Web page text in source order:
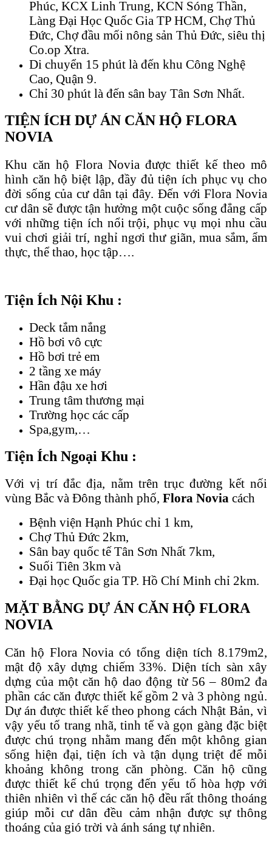
Phúc, KCX Linh Trung, KCN Sóng Thần,
Làng Đại Học Quốc Gia TP HCM, Chợ Thủ
Đức, Chợ đầu mối nông sản Thủ Đức, siêu thị
Co.op Xtra.
Di chuyển 15 phút là đến khu Công Nghệ
Cao, Quận 9.
Chỉ 30 phút là đến sân bay Tân Sơn Nhất.
TIỆN ÍCH DỰ ÁN CĂN HỘ FLORA
NOVIA
Khu căn hộ Flora Novia được thiết kế theo mô
hình căn hộ biệt lập, đầy đủ tiện ích phục vụ cho
đời sống của cư dân tại đây. Đến với Flora Novia
cư dân sẽ được tận hưởng một cuộc sống đẳng cấp
với những tiện ích nổi trội, phục vụ mọi nhu cầu
vui chơi giải trí, nghỉ ngơi thư giãn, mua sắm, ẩm
thực, thể thao, học tập….
Tiện Ích Nội Khu :
Deck tắm nắng
Hồ bơi vô cực
Hồ bơi trẻ em
2 tầng xe máy
Hần đậu xe hơi
Trung tâm thương mại
Trường học các cấp
Spa,gym,…
Tiện Ích Ngoại Khu :
Với vị trí đắc địa, nằm trên trục đường kết nối
vùng Bắc và Đông thành phố, Flora Novia cách
Bệnh viện Hạnh Phúc chỉ 1 km,
Chợ Thủ Đức 2km,
Sân bay quốc tế Tân Sơn Nhất 7km,
Suối Tiên 3km và
Đại học Quốc gia TP. Hồ Chí Minh chỉ 2km.
MẶT BẰNG DỰ ÁN CĂN HỘ FLORA
NOVIA
Căn hộ Flora Novia có tổng diện tích 8.179m2,
mật độ xây dựng chiếm 33%. Diện tích sàn xây
dựng của một căn hộ dao động từ 56 – 80m2 đa
phần các căn được thiết kế gồm 2 và 3 phòng ngủ.
Dự án được thiết kế theo phong cách Nhật Bản, vì
vậy yếu tố trang nhã, tinh tế và gọn gàng đặc biệt
được chú trọng nhằm mang đến một không gian
sống hiện đại, tiện ích và tận dụng triệt để mỗi
khoảng không trong căn phòng. Căn hộ cũng
được thiết kế chú trọng đến yếu tố hòa hợp với
thiên nhiên vì thế các căn hộ đều rất thông thoáng
giúp mỗi cư dân đều cảm nhận được sự thông
thoáng của gió trời và ánh sáng tự nhiên.